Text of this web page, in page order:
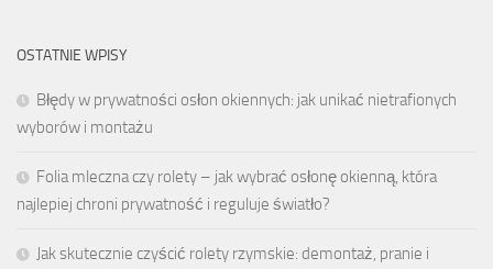
OSTATNIE WPISY
Błędy w prywatności osłon okiennych: jak unikać nietrafionych
wyborów i montażu
Folia mleczna czy rolety – jak wybrać osłonę okienną, która
najlepiej chroni prywatność i reguluje światło?
Jak skutecznie czyścić rolety rzymskie: demontaż, pranie i